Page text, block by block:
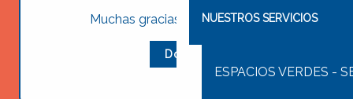
NUESTROS SERVICIOS
ESPACIOS VERDES -
Muchas gracias por su apoyo.
Doy